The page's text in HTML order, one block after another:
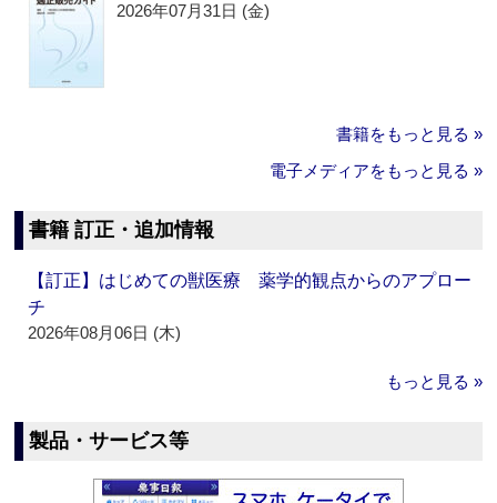
2026年07月31日 (金)
書籍をもっと見る »
電子メディアをもっと見る »
書籍 訂正・追加情報
【訂正】はじめての獣医療 薬学的観点からのアプロー
チ
2026年08月06日 (木)
もっと見る »
製品・サービス等